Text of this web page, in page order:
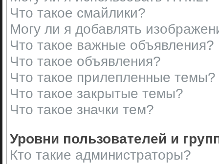
Что такое смайлики?
Могу ли я добавлять
Что такое важные объявления?
Что такое объявления?
Что такое прилепленные темы?
Что такое закрытые темы?
Что такое значки тем?
Уровни пользователей и
Кто такие администраторы?